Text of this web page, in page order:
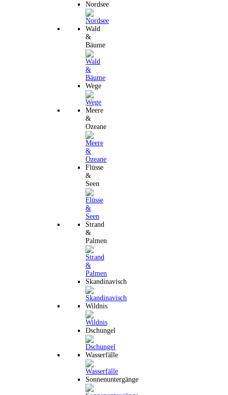
Nordsee
Wald
&
Bäume
Wege
Meere
&
Ozeane
Flüsse
&
Seen
Strand
&
Palmen
Skandinavisch
Wildnis
Dschungel
Wasserfälle
Sonnenuntergänge